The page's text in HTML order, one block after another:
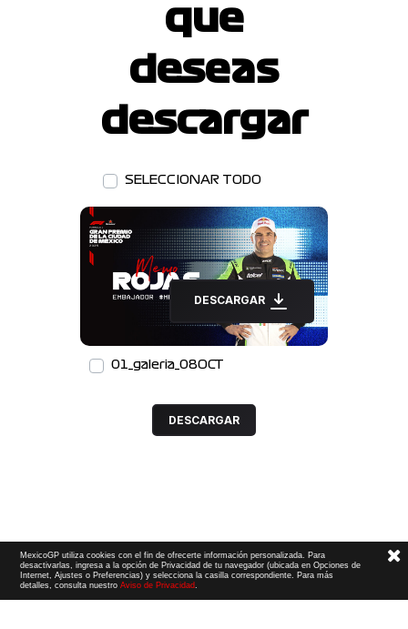
que
deseas
descargar
SELECCIONAR TODO
DESCARGAR
01_galeria_08OCT
DESCARGAR
MexicoGP utiliza cookies con el fin de ofrecerte información personalizada. Para
desactivarlas, ingresa a la opción de Privacidad de tu navegador (ubicada en Opciones de
Internet, Ajustes o Preferencias) y selecciona la casilla correspondiente. Para más
detalles, consulta nuestroAviso de Privacidad.